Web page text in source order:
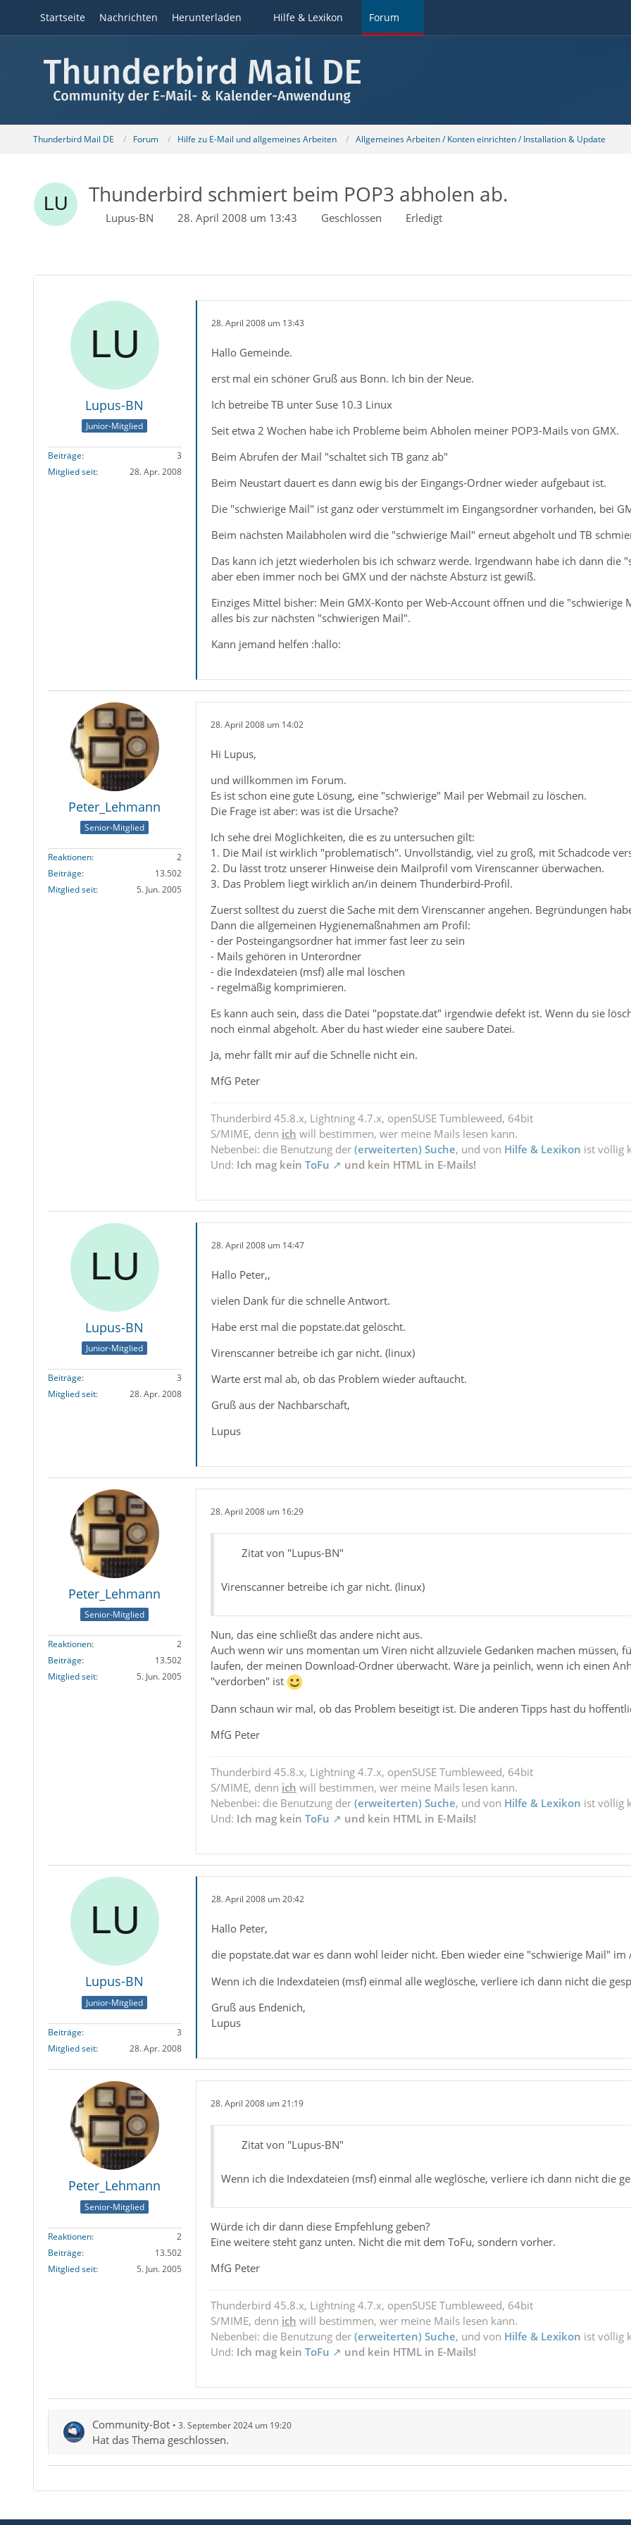
Startseite Nachrichten Herunterladen Hilfe & Lexikon Forum
Thunderbird Mail DE Forum Hilfe zu E-Mail und allgemeines Arbeiten Allgemeines Arbeiten / Konten einrichten / Installation & Update
Thunderbird schmiert beim POP3 abholen ab.
Lupus-BN 28. April 2008 um 13:43 Geschlossen Erledigt
Lupus-BN
Junior-Mitglied
Beiträge
3
Mitglied seit
28. Apr. 2008
28. April 2008 um 13:43
Hallo Gemeinde.
erst mal ein schöner Gruß aus Bonn. Ich bin der Neue.
Ich betreibe TB unter Suse 10.3 Linux
Seit etwa 2 Wochen habe ich Probleme beim Abholen meiner POP3-Mails von GMX.
Beim Abrufen der Mail "schaltet sich TB ganz ab"
Beim Neustart dauert es dann ewig bis der Eingangs-Ordner wieder aufgebaut ist.
Die "schwierige Mail" ist ganz oder verstümmelt im Eingangsordner vorhanden, bei
Beim nächsten Mailabholen wird die "schwierige Mail" erneut abgeholt und TB
Das kann ich jetzt wiederholen bis ich schwarz werde. Irgendwann habe ich dann die
aber eben immer noch bei GMX und der nächste Absturz ist gewiß.
Einziges Mittel bisher: Mein GMX-Konto per Web-Account öffnen und die
alles bis zur nächsten "schwierigen Mail".
Kann jemand helfen :hallo:
Peter_Lehmann
Senior-Mitglied
Reaktionen
2
Beiträge
13.502
Mitglied seit
5. Jun. 2005
28. April 2008 um 14:02
Hi Lupus,
und willkommen im Forum.
Es ist schon eine gute Lösung, eine "schwierige" Mail per Webmail zu löschen.
Die Frage ist aber: was ist die Ursache?
Ich sehe drei Möglichkeiten, die es zu untersuchen gilt:
1. Die Mail ist wirklich "problematisch". Unvollständig, viel zu groß, mit Schadcode
2. Du lässt trotz unserer Hinweise dein Mailprofil vom Virenscanner überwachen.
3. Das Problem liegt wirklich an/in deinem Thunderbird-Profil.
Zuerst solltest du zuerst die Sache mit dem Virenscanner angehen. Begründungen
Dann die allgemeinen Hygienemaßnahmen am Profil:
- der Posteingangsordner hat immer fast leer zu sein
- Mails gehören in Unterordner
- die Indexdateien (msf) alle mal löschen
- regelmäßig komprimieren.
Es kann auch sein, dass die Datei "popstate.dat" irgendwie defekt ist. Wenn du sie
noch einmal abgeholt. Aber du hast wieder eine saubere Datei.
Ja, mehr fällt mir auf die Schnelle nicht ein.
MfG Peter
Thunderbird 45.8.x, Lightning 4.7.x, openSUSE Tumbleweed, 64bit
S/MIME, denn ich will bestimmen, wer meine Mails lesen kann.
Nebenbei: die Benutzung der (erweiterten) Suche, und von Hilfe & Lexikon ist völlig
Und: Ich mag kein ToFu und kein HTML in E-Mails!
Lupus-BN
Junior-Mitglied
Beiträge
3
Mitglied seit
28. Apr. 2008
28. April 2008 um 14:47
Hallo Peter,,
vielen Dank für die schnelle Antwort.
Habe erst mal die popstate.dat gelöscht.
Virenscanner betreibe ich gar nicht. (linux)
Warte erst mal ab, ob das Problem wieder auftaucht.
Gruß aus der Nachbarschaft,
Lupus
Peter_Lehmann
Senior-Mitglied
Reaktionen
2
Beiträge
13.502
Mitglied seit
5. Jun. 2005
28. April 2008 um 16:29
Zitat von "Lupus-BN"
Virenscanner betreibe ich gar nicht. (linux)
Nun, das eine schließt das andere nicht aus.
Auch wenn wir uns momentan um Viren nicht allzuviele Gedanken machen müssen,
laufen, der meinen Download-Ordner überwacht. Wäre ja peinlich, wenn ich einen
"verdorben" ist
Dann schaun wir mal, ob das Problem beseitigt ist. Die anderen Tipps hast du
MfG Peter
Thunderbird 45.8.x, Lightning 4.7.x, openSUSE Tumbleweed, 64bit
S/MIME, denn ich will bestimmen, wer meine Mails lesen kann.
Nebenbei: die Benutzung der (erweiterten) Suche, und von Hilfe & Lexikon ist völlig
Und: Ich mag kein ToFu und kein HTML in E-Mails!
Lupus-BN
Junior-Mitglied
Beiträge
3
Mitglied seit
28. Apr. 2008
28. April 2008 um 20:42
Hallo Peter,
die popstate.dat war es dann wohl leider nicht. Eben wieder eine "schwierige Mail"
Wenn ich die Indexdateien (msf) einmal alle weglösche, verliere ich dann nicht die
Gruß aus Endenich,
Lupus
Peter_Lehmann
Senior-Mitglied
Reaktionen
2
Beiträge
13.502
Mitglied seit
5. Jun. 2005
28. April 2008 um 21:19
Zitat von "Lupus-BN"
Wenn ich die Indexdateien (msf) einmal alle weglösche, verliere ich dann nicht die
Würde ich dir dann diese Empfehlung geben?
Eine weitere steht ganz unten. Nicht die mit dem ToFu, sondern vorher.
MfG Peter
Thunderbird 45.8.x, Lightning 4.7.x, openSUSE Tumbleweed, 64bit
S/MIME, denn ich will bestimmen, wer meine Mails lesen kann.
Nebenbei: die Benutzung der (erweiterten) Suche, und von Hilfe & Lexikon ist völlig
Und: Ich mag kein ToFu und kein HTML in E-Mails!
Community-Bot 3. September 2024 um 19:20
Hat das Thema geschlossen.